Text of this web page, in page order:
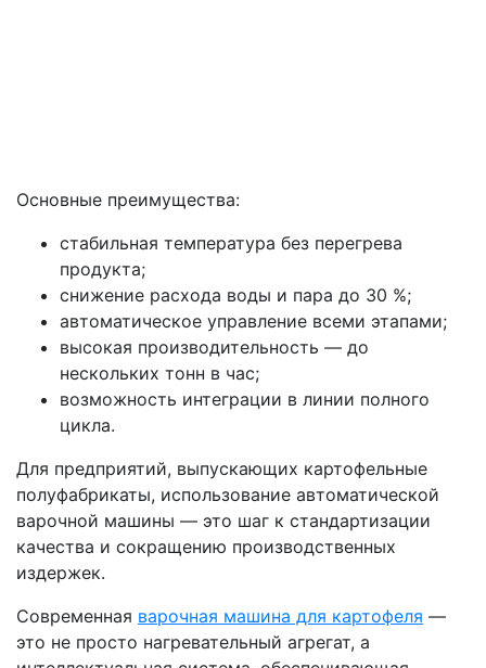
Основные преимущества:
стабильная температура без перегрева
продукта;
снижение расхода воды и пара до 30 %;
автоматическое управление всеми этапами;
высокая производительность — до
нескольких тонн в час;
возможность интеграции в линии полного
цикла.
Для предприятий, выпускающих картофельные
полуфабрикаты, использование автоматической
варочной машины — это шаг к стандартизации
качества и сокращению производственных
издержек.
Современная варочная машина для картофеля —
это не просто нагревательный агрегат, а